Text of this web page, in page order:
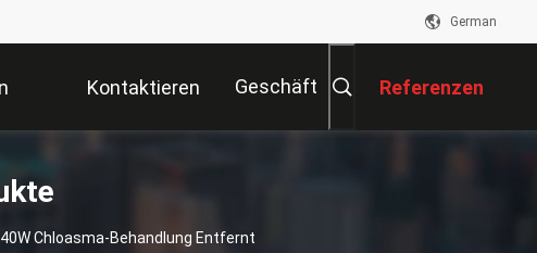
German
Kontaktieren Geschäft Referenzen
Chloasma-Behandlung Entfernt